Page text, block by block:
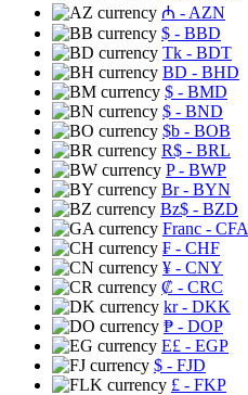
₼ - AZN
$ - BBD
Tk - BDT
BD - BHD
$ - BMD
$ - BND
$b - BOB
R$ - BRL
P- BWP
Br- BYN
Bz$ - BZD
Franc - CFA
₣ - CHF
¥ - CNY
₡ - CRC
kr- DKK
₱ - DOP
E£ - EGP
$ - FJD
£ - FKP